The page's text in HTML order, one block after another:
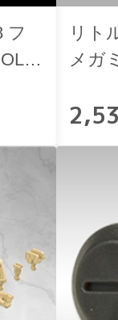
フ
リト
メガ